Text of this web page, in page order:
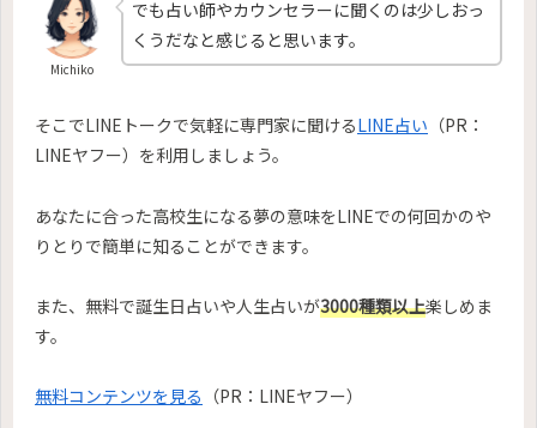
Michiko
でも占い師やカウンセラーに聞くのは少しおっ
くうだなと感じると思います。
そこでLINEトークで気軽に専門家に聞けるLINE占い （PR：
LINEヤフー）を利用しましょう。
あなたに合った高校生になる夢の意味をLINEでの何回かのや
りとりで簡単に知ることができます。
また、無料で誕生日占いや人生占いが3000種類以上楽しめま
す。
無料コンテンツを見る （PR：LINEヤフー）